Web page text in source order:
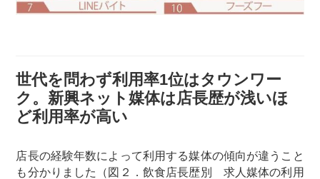
世代を問わず利用率1位はタウンワー
ク。新興ネット媒体は店長歴が浅いほ
ど利用率が高い
店長の経験年数によって利用する媒体の傾向が違うこと
も分かりました（図２．飲食店長歴別 求人媒体の利用